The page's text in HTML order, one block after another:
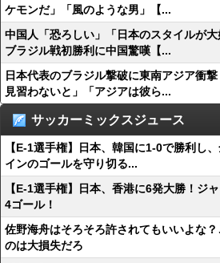
ケモンだ」「風のような男」【...
中国人「恐ろしい」「日本のスタイルが
ブラジル戦初勝利に中国驚嘆【...
日本代表のブラジル撃破に東南アジア衝
見習わないと」「アジアは彼ら...
サッカーミックスジュース
【E-1選手権】日本、韓国に1-0で勝利し
インのゴールを守り切る...
【E-1選手権】日本、香港に6発大勝！ジ
4ゴール！
佐野海舟はそろそろ許されてもいいよな
のは大損失だろ